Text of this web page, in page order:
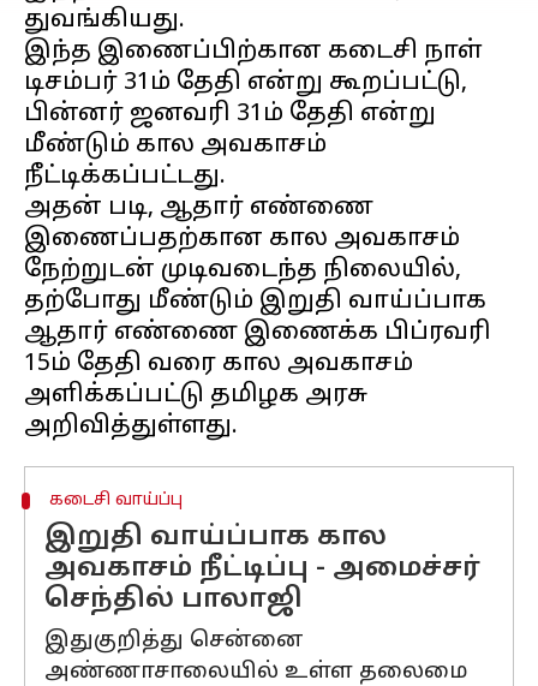
துவங்கியது.
இந்த இணைப்பிற்கான கடைசி நாள்
டிசம்பர் 31ம் தேதி என்று கூறப்பட்டு,
பின்னர் ஜனவரி 31ம் தேதி என்று
மீண்டும் கால அவகாசம்
நீட்டிக்கப்பட்டது.
அதன் படி, ஆதார் எண்ணை
இணைப்பதற்கான கால அவகாசம்
நேற்றுடன் முடிவடைந்த நிலையில்,
தற்போது மீண்டும் இறுதி வாய்ப்பாக
ஆதார் எண்ணை இணைக்க பிப்ரவரி
15ம் தேதி வரை கால அவகாசம்
அளிக்கப்பட்டு தமிழக அரசு
கடைசி வாய்ப்பு
இறுதி வாய்ப்பாக கால
அவகாசம் நீட்டிப்பு - அமைச்சர்
செந்தில் பாலாஜி
இதுகுறித்து சென்னை
அண்ணாசாலையில் உள்ள தலைமை